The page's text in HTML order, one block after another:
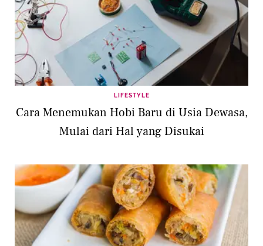
LIFESTYLE
Cara Menemukan Hobi Baru di Usia Dewasa,
Mulai dari Hal yang Disukai